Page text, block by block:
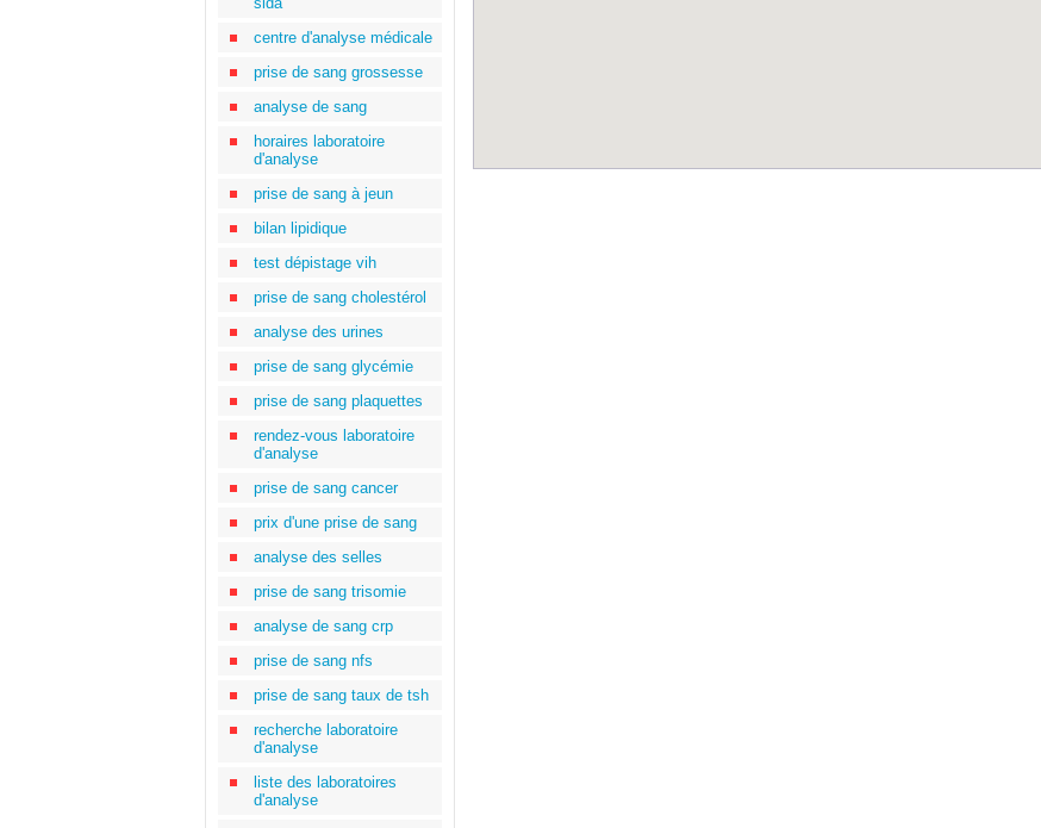
centre d'analyse médicale
prise de sang grossesse
analyse de sang
horaires laboratoire
d'analyse
prise de sang à jeun
bilan lipidique
test dépistage vih
prise de sang cholestérol
analyse des urines
prise de sang glycémie
prise de sang plaquettes
rendez-vous laboratoire
d'analyse
prise de sang cancer
prix d'une prise de sang
analyse des selles
prise de sang trisomie
analyse de sang crp
prise de sang nfs
prise de sang taux de tsh
recherche laboratoire
d'analyse
liste des laboratoires
d'analyse